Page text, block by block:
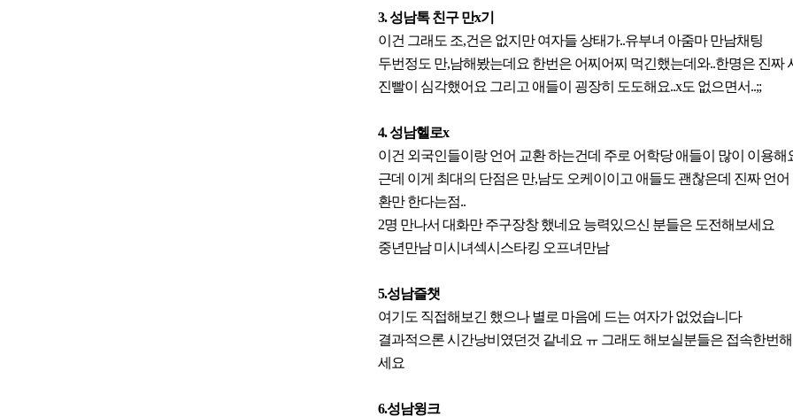
3. 성남톡 친구 만x기
이건 그래도 조,건은 없지만 여자들 상태가..유부녀 아줌마 만남채팅
두번정도 만,남해봤는데요 한번은 어찌어찌 먹긴했는데와..한명은 진짜
진빨이 심각했어요 그리고 애들이 굉장히 도도해요..x도 없으면서..;;
4. 성남헬로x
이건 외국인들이랑 언어 교환 하는건데 주로 어학당 애들이 많이 이용해
근데 이게 최대의 단점은 만,남도 오케이이고 애들도 괜찮은데 진짜 언어
환만 한다는점..
2명 만나서 대화만 주구장창 했네요 능력있으신 분들은 도전해보세요
중년만남 미시녀섹시스타킹 오프녀만남
5.성남즐챗
여기도 직접해보긴 했으나 별로 마음에 드는 여자가 없었습니다
결과적으론 시간낭비였던것 같네요 ㅠ 그래도 해보실분들은 접속한번
세요
6.성남윙크